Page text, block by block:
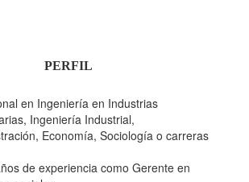
PERFIL
en Ingeniería en Industrias
Ingeniería Industrial,
Economía, Sociología o carreras
de experiencia como Gerente en